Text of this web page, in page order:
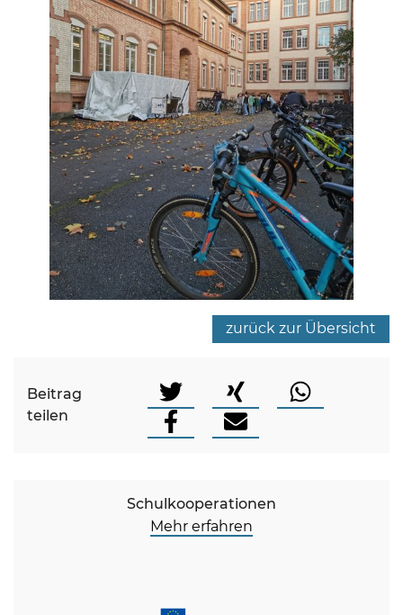
zurück zur Übersicht
Beitrag
teilen
Schulkooperationen
Mehr erfahren